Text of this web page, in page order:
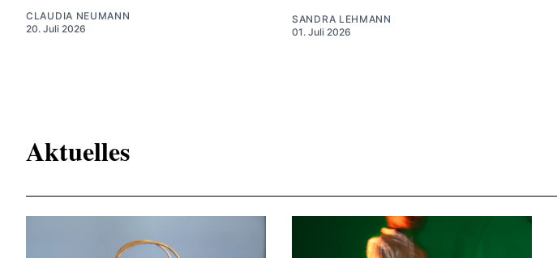
CLAUDIA NEUMANN
20. Juli 2026
SANDRA LEHMANN
01. Juli 2026
Aktuelles